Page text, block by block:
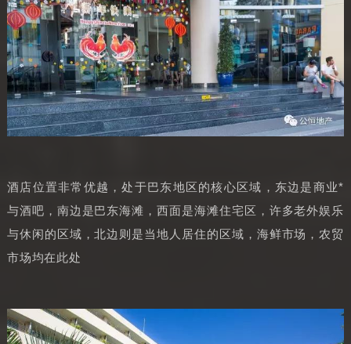
酒店位置非常优越，处于巴东地区的核心区域，东边是商业*
与酒吧，南边是巴东海滩，西面是海滩住宅区，许多老外娱乐
与休闲的区域，北边则是当地人居住的区域，海鲜市场，农贸
市场均在此处